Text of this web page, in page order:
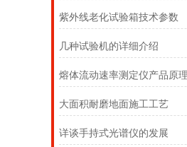
紫外线老化试验箱技术参数
几种试验机的详细介绍
大面积耐磨地面施工工艺
详谈手持式光谱仪的发展